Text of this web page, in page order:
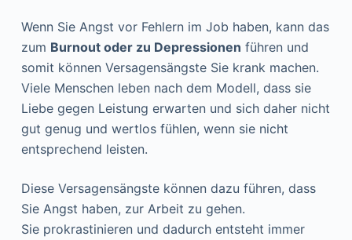
Wenn Sie Angst vor Fehlern im Job haben, kann das
zum Burnout oder zu Depressionen führen und
somit können Versagensängste Sie krank machen.
Viele Menschen leben nach dem Modell, dass sie
Liebe gegen Leistung erwarten und sich daher nicht
gut genug und wertlos fühlen, wenn sie nicht
entsprechend leisten.
Diese Versagensängste können dazu führen, dass
Sie Angst haben, zur Arbeit zu gehen.
Sie prokrastinieren und dadurch entsteht immer